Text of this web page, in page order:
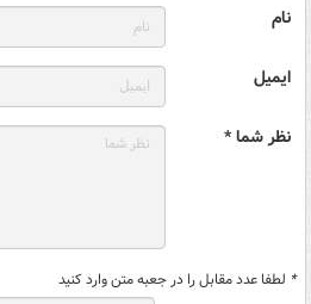
نام
ایمیل
نظر شما *
* لطفا عدد مقابل را در جعبه متن وارد کنید